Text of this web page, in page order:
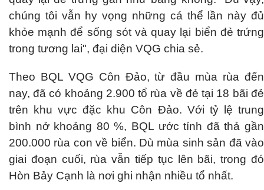
chúng tôi vẫn hy vọng những cá thể lần này đủ
khỏe mạnh để sống sót và quay lại biển đẻ trứng
trong tương lai", đại diện VQG chia sẻ.
Theo BQL VQG Côn Đảo, từ đầu mùa rùa đến
nay, đã có khoảng 2.900 tổ rùa về đẻ tại 18 bãi đẻ
trên khu vực đặc khu Côn Đảo. Với tỷ lệ trung
bình nở khoảng 80 %, BQL ước tính đã thả gần
200.000 rùa con về biển. Dù mùa sinh sản đã vào
giai đoạn cuối, rùa vẫn tiếp tục lên bãi, trong đó
Hòn Bảy Cạnh là nơi ghi nhận nhiều tổ nhất.